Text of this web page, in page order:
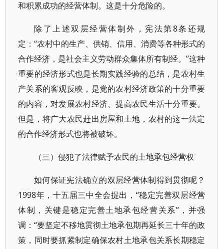
和积累成功的经营体制。这是十分危险的。
除了上述双层经营体制外，宪法第8条还规
定：“农村中的生产、供销、信用、消费等各种形式的
合作经济，是社会主义劳动群众集体所有制经。”这种
重要的经济形式也是长期实践经验的总结，是农村生
产关系的客观反映，是党的农村经济政策的十分重要
的内容，对发展农村经济、提高农民生活十分重要。
但是，将广大农民赶出房屋和土地，农村的这一法定
的合作经济形式也将被破坏。
（三）侵犯了法律赋予农民的土地承包经营权
如何保证宪法确立的双层经营体制得到贯彻呢？
1998年，十五届三中全会提出，“稳定完善双层经营
体制，关键是稳定完善土地承包经营关系”，并强
调：“要坚定不移地贯彻土地承包期再延长三十年的政
策，同时要抓紧制定确保农村土地承包关系长期稳定